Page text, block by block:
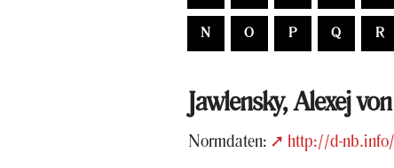
N O P Q R
Jaw­len­sky, Ale­xej von
Norm­da­ten: http://d-